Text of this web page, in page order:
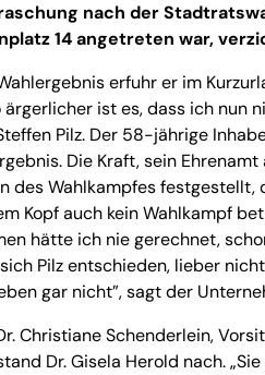
nach der
14 angetreten war,
erfuhr er im
ärgerlicher ist es, dass ich nun
Pilz. Der 58-jährige
Die Kraft, sein
des Wahlkampfes
Kopf auch kein Wahlkampf
hätte ich nie gerechnet,
Pilz entschieden, lieber
gar nicht”, sagt der
Christiane Schenderlein,
Dr. Gisela Herold nach.